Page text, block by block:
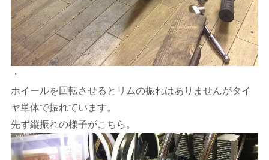
・
ホイールを回転させるとリムの振れはありませんがタイ
ヤ単体で振れています。
先ず縦振れの様子がこちら。